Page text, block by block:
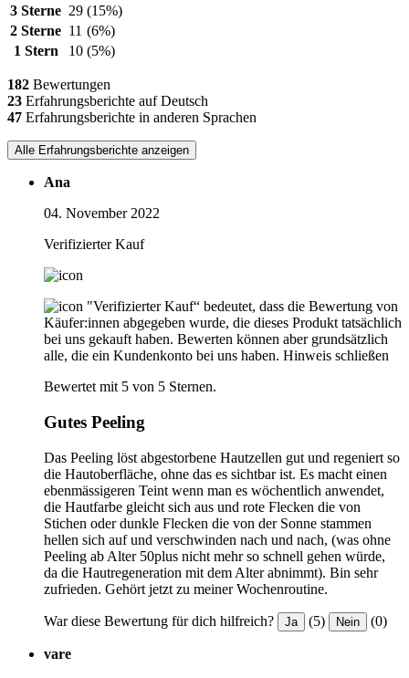
3 Sterne 29 (15%)
2 Sterne 11 (6%)
1 Stern
10 (5%)
182 Bewertungen
23 Erfahrungsberichte auf Deutsch
47 Erfahrungsberichte in anderen Sprachen
Alle Erfahrungsberichte anzeigen
Ana
04. November 2022
Verifizierter Kauf
"Verifizierter Kauf“ bedeutet, dass die Bewertung von
Käufer:innen abgegeben wurde, die dieses Produkt tatsächlich
bei uns gekauft haben. Bewerten können aber grundsätzlich
alle, die ein Kundenkonto bei uns haben. Hinweis schließen
Bewertet mit 5 von 5 Sternen.
Gutes Peeling
Das Peeling löst abgestorbene Hautzellen gut und regeniert so
die Hautoberfläche, ohne das es sichtbar ist. Es macht einen
ebenmässigeren Teint wenn man es wöchentlich anwendet,
die Hautfarbe gleicht sich aus und rote Flecken die von
Stichen oder dunkle Flecken die von der Sonne stammen
hellen sich auf und verschwinden nach und nach, (was ohne
Peeling ab Alter 50plus nicht mehr so schnell gehen würde,
da die Hautregeneration mit dem Alter abnimmt). Bin sehr
zufrieden. Gehört jetzt zu meiner Wochenroutine.
War diese Bewertung für dich hilfreich? Ja (5) Nein (0)
vare